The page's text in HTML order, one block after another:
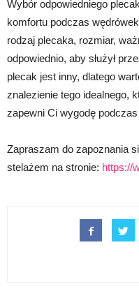
Wybór odpowiedniego
komfortu podczas
rodzaj plecaka, rozmiar,
odpowiednio, aby służył
plecak jest inny, dlatego
znalezienie tego idealnego,
zapewni Ci wygodę
Zapraszam do zapoznania
stelażem na stronie: https://